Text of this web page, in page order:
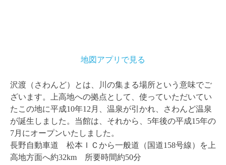
地図アプリで見る
沢渡（さわんど）とは、川の集まる場所という意味でご
ざいます。上高地への拠点として、使っていただいてい
たこの地に平成10年12月、温泉が引かれ、さわんど温泉
が誕生しました。当館は、それから、5年後の平成15年の
7月にオープンいたしました。
長野自動車道 松本ＩＣから一般道（国道158号線）を上
高地方面へ約32km 所要時間約50分